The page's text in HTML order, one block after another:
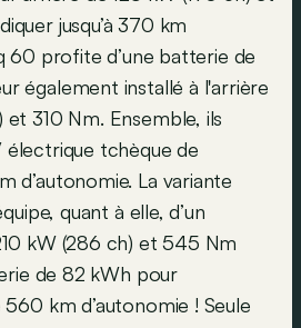
jusqu’à 370 km
60 profite d’une batterie de
également installé à l'arrière
310 Nm. Ensemble, ils
tchèque de
d’autonomie. La variante
quant à elle, d’un
kW (286 ch) et 545 Nm
de 82 kWh pour
km d’autonomie ! Seule